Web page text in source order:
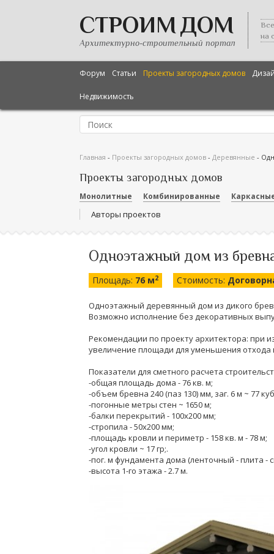
СТРОИМ ДОМ
Архитектурно-строительный портал
на
Форум Статьи Проекты загородных домов
Недвижимость
Главная - Проекты загородных домов - Деревянные -
Проекты загородных домов
Монолитные Комбинированные
Авторы проектов
Одноэтажный дом из бревна
Площадь: 76 м2 Стоимость:
Одноэтажный деревянный дом из дикого
Возможно исполнение без декоративных
Рекомендации по проекту архитектора: при
увеличение площади для уменьшения отхода
Показатели для сметного расчета
-общая площадь дома - 76 кв. м;
-объем бревна 240 (паз 130) мм, заг. 6 м ~ 77
-погонные метры стен ~ 1650 м;
-балки перекрытий - 100х200 мм;
-стропила - 50х200 мм;
-площадь кровли и периметр - 158 кв. м - 78 м;
-угол кровли ~ 17 гр;.
-пог. м фундамента дома (ленточный - плита -
-высота 1-го этажа - 2.7 м.